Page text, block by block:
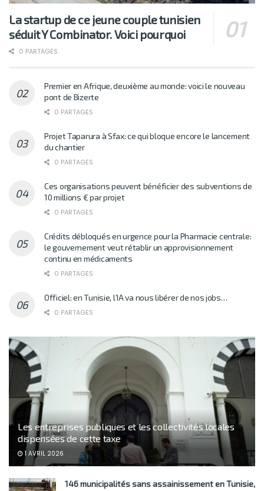
La startup de ce jeune couple tunisien
séduit Y Combinator. Voici pourquoi
0 PARTAGES
Premier en Afrique, deuxième au monde: voici le nouveau
pont de Bizerte
0 PARTAGES
Projet Taparura à Sfax: ce qui bloque encore le lancement
du chantier
0 PARTAGES
Ces organisations peuvent bénéficier des subventions de
10 millions € par projet
0 PARTAGES
Crédits débloqués en urgence pour la Pharmacie centrale:
le gouvernement veut rétablir un approvisionnement
continu en médicaments
0 PARTAGES
Officiel: en Tunisie, l’IA va nous libérer de nos jobs…
0 PARTAGES
Les entreprises publiques et les collectivités locales
dispensées de cette taxe
1 AVRIL 2026
146 municipalités sans assainissement en Tunisie,